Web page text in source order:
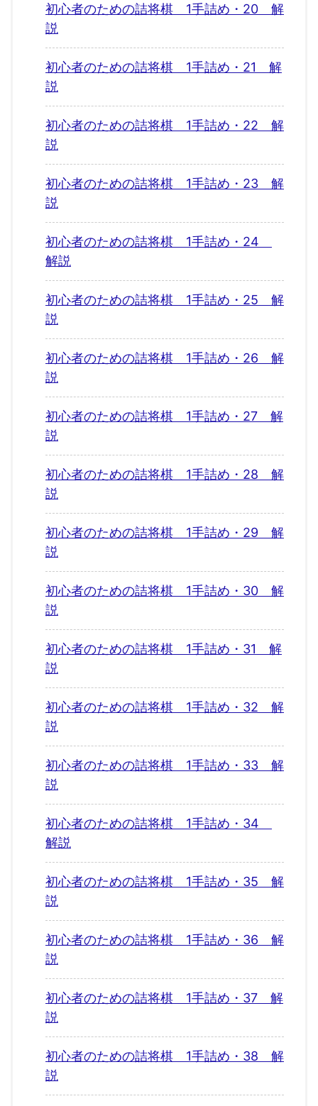
初心者のための詰将棋 1手詰め・20 解
説
初心者のための詰将棋 1手詰め・21 解
説
初心者のための詰将棋 1手詰め・22 解
説
初心者のための詰将棋 1手詰め・23 解
説
初心者のための詰将棋 1手詰め・24
解説
初心者のための詰将棋 1手詰め・25 解
説
初心者のための詰将棋 1手詰め・26 解
説
初心者のための詰将棋 1手詰め・27 解
説
初心者のための詰将棋 1手詰め・28 解
説
初心者のための詰将棋 1手詰め・29 解
説
初心者のための詰将棋 1手詰め・30 解
説
初心者のための詰将棋 1手詰め・31 解
説
初心者のための詰将棋 1手詰め・32 解
説
初心者のための詰将棋 1手詰め・33 解
説
初心者のための詰将棋 1手詰め・34
解説
初心者のための詰将棋 1手詰め・35 解
説
初心者のための詰将棋 1手詰め・36 解
説
初心者のための詰将棋 1手詰め・37 解
説
初心者のための詰将棋 1手詰め・38 解
説